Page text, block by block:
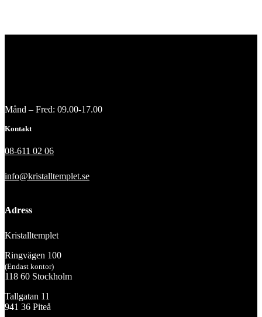
Månd – Fred: 09.00-17.00
Kontakt
08-611 02 06
info@kristalltemplet.se
Adress
Kristalltemplet
Ringvägen 100
(Endast kontor)
118 60 Stockholm
Tallgatan 11
941 36 Piteå